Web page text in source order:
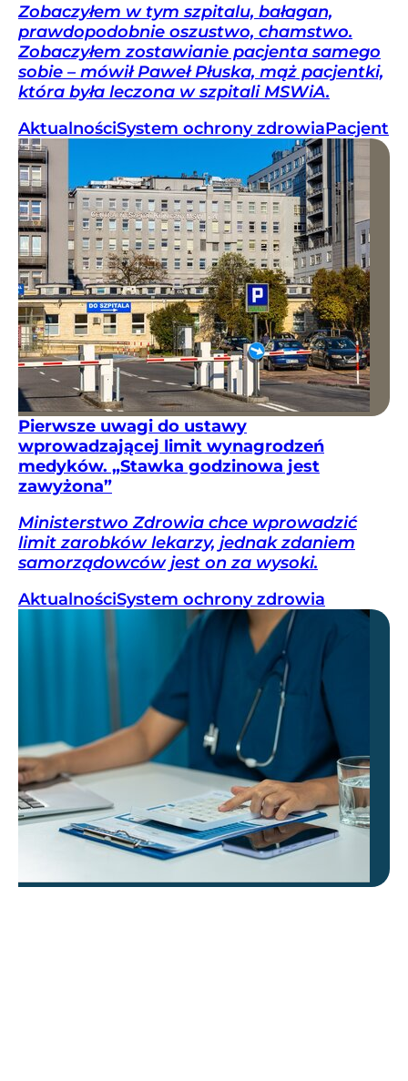
Zobaczyłem w tym szpitalu, bałagan,
prawdopodobnie oszustwo, chamstwo.
Zobaczyłem zostawianie pacjenta samego
sobie – mówił Paweł Płuska, mąż pacjentki,
która była leczona w szpitali MSWiA.
AktualnościSystem ochrony zdrowiaPacjent
Pierwsze uwagi do ustawy
wprowadzającej limit wynagrodzeń
medyków. „Stawka godzinowa jest
zawyżona”
Ministerstwo Zdrowia chce wprowadzić
limit zarobków lekarzy, jednak zdaniem
samorządowców jest on za wysoki.
AktualnościSystem ochrony zdrowia